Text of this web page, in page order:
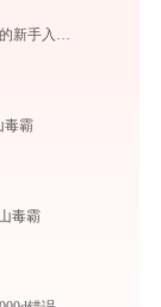
光遇PC版完全攻略：从下载安装到全地图探索的新手入门指南（2026最新）
毒霸
毒霸